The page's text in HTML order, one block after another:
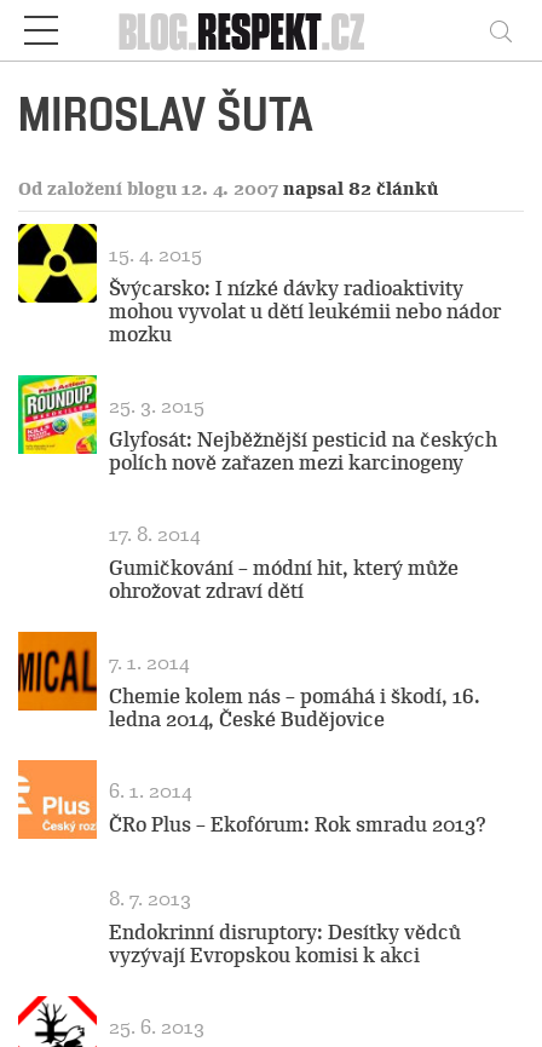
Respekt
MIROSLAV ŠUTA
Od založení blogu 12. 4. 2007 napsal 82 článků
15. 4. 2015
Švýcarsko: I nízké dávky radioaktivity
mohou vyvolat u dětí leukémii nebo nádor
mozku
25. 3. 2015
Glyfosát: Nejběžnější pesticid na českých
polích nově zařazen mezi karcinogeny
17. 8. 2014
Gumičkování – módní hit, který může
ohrožovat zdraví dětí
7. 1. 2014
Chemie kolem nás – pomáhá i škodí, 16.
ledna 2014, České Budějovice
6. 1. 2014
ČRo Plus – Ekofórum: Rok smradu 2013?
8. 7. 2013
Endokrinní disruptory: Desítky vědců
vyzývají Evropskou komisi k akci
25. 6. 2013